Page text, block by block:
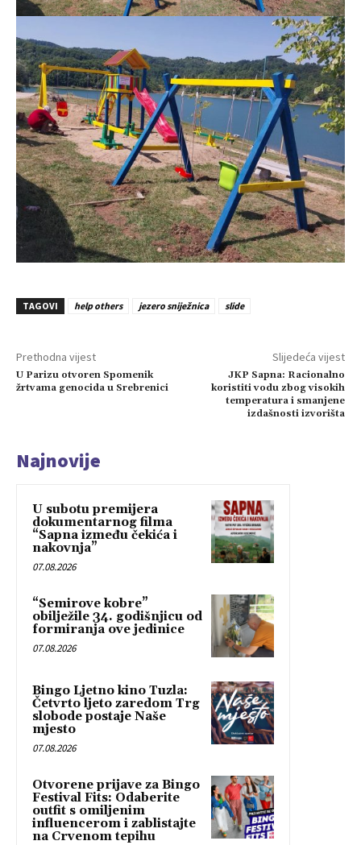
TAGOVI help others jezero sniježnica slide
Prethodna vijest
U Parizu otvoren Spomenik
žrtvama genocida u Srebrenici
Slijedeća vijest
JKP Sapna: Racionalno
koristiti vodu zbog visokih
temperatura i smanjene
izdašnosti izvorišta
Najnovije
U subotu premijera
dokumentarnog filma
“Sapna između čekića i
nakovnja”
07.08.2026
“Semirove kobre”
obilježile 34. godišnjicu od
formiranja ove jedinice
07.08.2026
Bingo Ljetno kino Tuzla:
Četvrto ljeto zaredom Trg
slobode postaje Naše
mjesto
07.08.2026
Otvorene prijave za Bingo
Festival Fits: Odaberite
outfit s omiljenim
influencerom i zablistajte
na Crvenom tepihu